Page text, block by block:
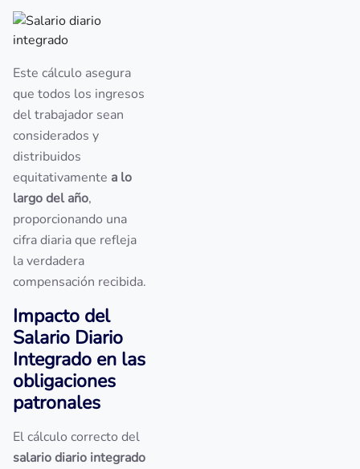
Este cálculo asegura
que todos los ingresos
del trabajador sean
considerados y
distribuidos
equitativamente a lo
largo del año,
proporcionando una
cifra diaria que refleja
la verdadera
compensación recibida.
Impacto del
Salario Diario
Integrado en las
obligaciones
patronales
El cálculo correcto del
salario diario integrado